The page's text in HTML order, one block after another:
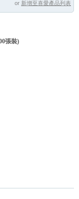
or 新增至喜愛產品列表
張裝)